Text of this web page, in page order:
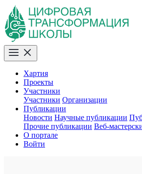
Хартия
Проекты
Участники
Участники Организации
Публикации
Новости Научные публикации
Прочие публикации Веб-
О портале
Войти